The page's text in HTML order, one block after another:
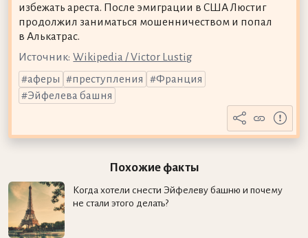
избежать ареста. После эмиграции в США Люстиг
продолжил заниматься мошенничеством и попал
в Алькатрас.
Источник: Wikipedia / Victor Lustig
аферы
преступления
Франция
Эйфелева башня
Похожие факты
Когда хотели снести Эйфелеву башню и почему
не стали этого делать?